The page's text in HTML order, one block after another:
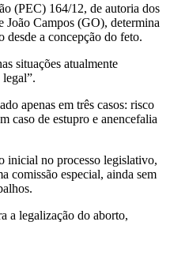
(PEC) 164/12, de autoria dos
João Campos (GO), determina
desde a concepção do feto.
situações atualmente
apenas em três casos: risco
caso de estupro e anencefalia
inicial no processo legislativo,
comissão especial, ainda sem
a legalização do aborto,